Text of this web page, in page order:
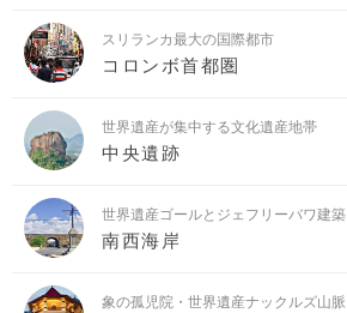
スリランカ最大の国際都市
コロンボ首都圏
世界遺産が集中する文化遺産地帯
中央遺跡
世界遺産ゴールとジェフリーバワ建築
南西海岸
象の孤児院・世界遺産ナックルズ山脈